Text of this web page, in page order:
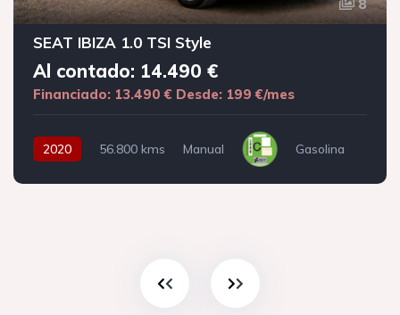
8
SEAT IBIZA 1.0 TSI Style
Al contado: 14.490 €
Financiado: 13.490 € Desde: 199 €/mes
2020 56.800 kms Manual Gasolina